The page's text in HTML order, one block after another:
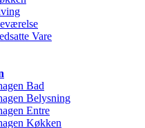
Vare
Bad
Belysning
Entre
Køkken